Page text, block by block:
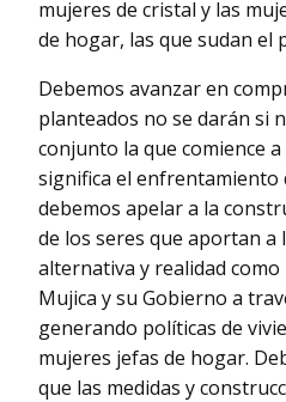
mujeres de cristal y las
de hogar, las que sudan el
Debemos avanzar en
planteados no se darán si
conjunto la que comience
significa el enfrentamiento
debemos apelar a la
de los seres que aportan a
alternativa y realidad como
Mujica y su Gobierno a
generando políticas de
mujeres jefas de hogar.
que las medidas y